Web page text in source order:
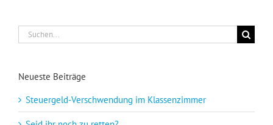
Suche
nach:
Neueste Beiträge
Steuergeld-Verschwendung im Klassenzimmer